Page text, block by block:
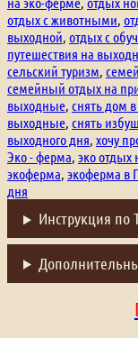
отдых с животными,
выходной, отдых с
путешествия на
сельский туризм,
семейный отдых на
выходные, снять дом
выходные, снять
выходного дня, хочу
Эко - ферма, эко
экоферма, экоферма в
дня
Инструкция по